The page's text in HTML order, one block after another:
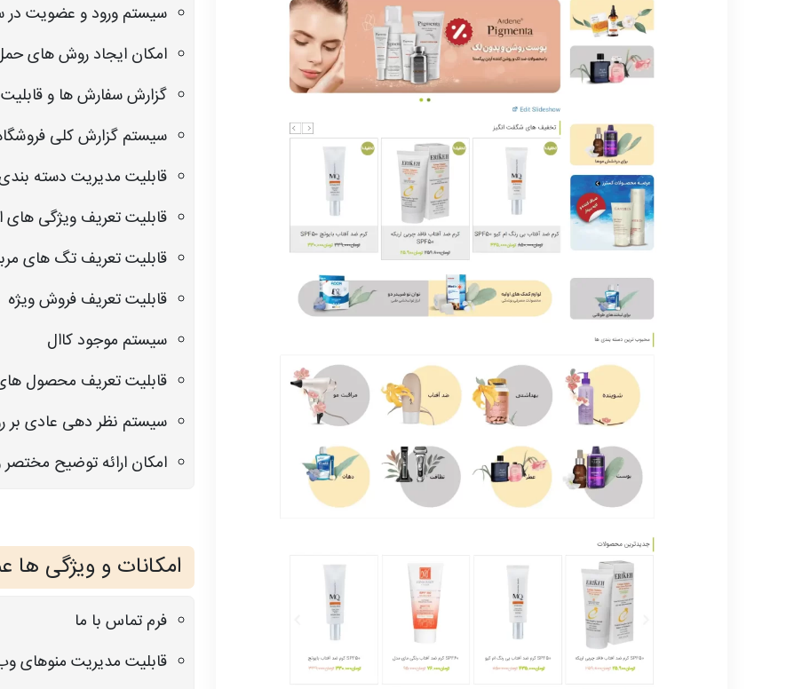
سیستم ورود و عضویت در
امکان ایجاد روش های
گزارش سفارش ها و
سیستم گزارش کلی
قابلیت مدیریت دسته
قابلیت تعریف ویژگی
قابلیت تعریف تگ های
قابلیت تعریف فروش ویژه
سیستم موجود کاال
قابلیت تعریف محصول
سیستم نظر دهی عادی
امکان ارائه توضیح
امکانات و ویژگی ها
فرم تماس با ما
قابلیت مدیریت منوهای